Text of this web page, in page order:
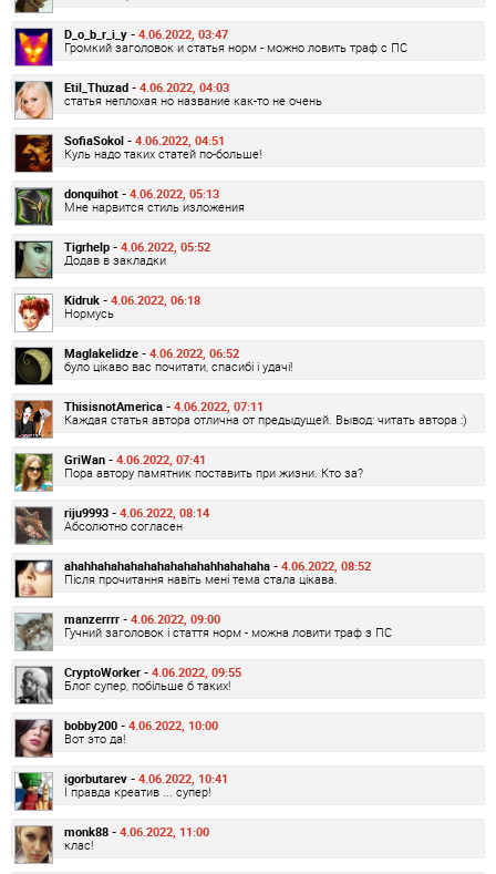
D_o_b_r_i_y - 4.06.2022, 03:47
Громкий заголовок и статья норм - можно ловить траф с ПС
Etil_Thuzad - 4.06.2022, 04:03
статья неплохая но название как-то не очень
SofiaSokol - 4.06.2022, 04:51
Куль надо таких статей по-больше!
donquihot - 4.06.2022, 05:13
Мне нарвится стиль изложения
Tigrhelp - 4.06.2022, 05:52
Додав в закладки
Kidruk - 4.06.2022, 06:18
Нормусь
Maglakelidze - 4.06.2022, 06:52
було цікаво вас почитати, спасибі і удачі!
ThisisnotAmerica - 4.06.2022, 07:11
Каждая статья автора отлична от предыдущей. Вывод: читать автора :)
GriWan - 4.06.2022, 07:41
Пора автору памятник поставить при жизни. Кто за?
riju9993 - 4.06.2022, 08:14
Абсолютно согласен
ahahhahahahahahahahahahhahahaha - 4.06.2022, 08:52
Після прочитання навіть мені тема стала цікава.
manzerrrr - 4.06.2022, 09:00
Гучний заголовок і стаття норм - можна ловити траф з ПС
CryptoWorker - 4.06.2022, 09:55
Блог супер, побільше б таких!
bobby200 - 4.06.2022, 10:00
Вот это да!
igorbutarev - 4.06.2022, 10:41
І правда креатив ... супер!
monk88 - 4.06.2022, 11:00
клас!